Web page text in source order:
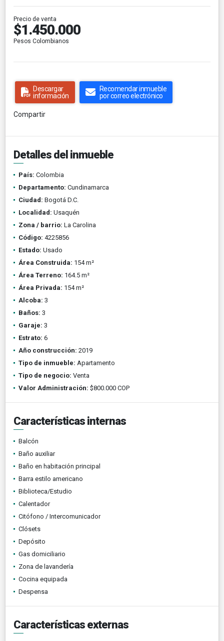
Precio de venta
$1.450.000
Pesos Colombianos
Descargar
información
Recomendar inmueble
por correo electrónico
Compartir
Detalles del inmueble
País: Colombia
Departamento: Cundinamarca
Ciudad: Bogotá D.C.
Localidad: Usaquén
Zona / barrio: La Carolina
Código: 4225856
Estado: Usado
Área Construida: 154 m²
Área Terreno: 164.5 m²
Área Privada: 154 m²
Alcoba: 3
Baños: 3
Garaje: 3
Estrato: 6
Año construcción: 2019
Tipo de inmueble: Apartamento
Tipo de negocio: Venta
Valor Administración: $800.000 COP
Características internas
Balcón
Baño auxiliar
Baño en habitación principal
Barra estilo americano
Biblioteca/Estudio
Calentador
Citófono / Intercomunicador
Clósets
Depósito
Gas domiciliario
Zona de lavandería
Cocina equipada
Despensa
Características externas